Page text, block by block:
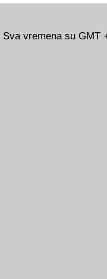
Sva vremena su GMT